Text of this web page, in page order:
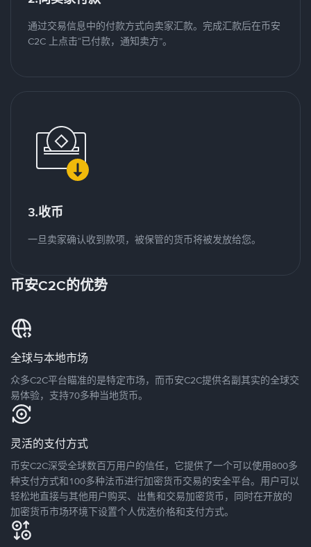
通过交易信息中的付款方式向卖家汇款。完成汇款后在币安
C2C 上点击“已付款，通知卖方”。
3.收币
一旦卖家确认收到款项，被保管的货币将被发放给您。
币安C2C的优势
全球与本地市场
众多C2C平台瞄准的是特定市场，而币安C2C提供名副其实的全球交
易体验，支持70多种当地货币。
灵活的支付方式
币安C2C深受全球数百万用户的信任，它提供了一个可以使用800多
种支付方式和100多种法币进行加密货币交易的安全平台。用户可以
轻松地直接与其他用户购买、出售和交易加密货币，同时在开放的
加密货币市场环境下设置个人优选价格和支付方式。